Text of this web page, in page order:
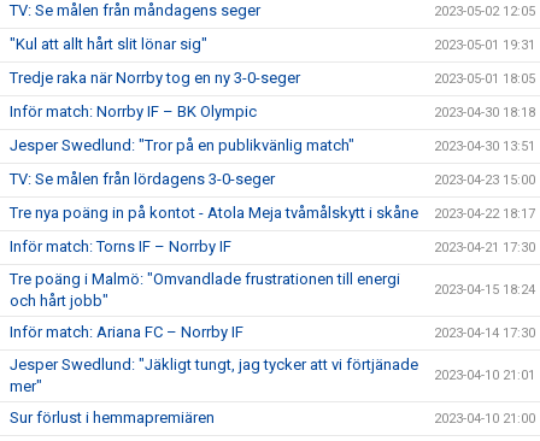
TV: Se målen från måndagens seger 2023-05-02 12:05
"Kul att allt hårt slit lönar sig" 2023-05-01 19:31
Tredje raka när Norrby tog en ny 3-0-seger 2023-05-01 18:05
Inför match: Norrby IF – BK Olympic 2023-04-30 18:18
Jesper Swedlund: "Tror på en publikvänlig match" 2023-04-30 13:51
TV: Se målen från lördagens 3-0-seger 2023-04-23 15:00
Tre nya poäng in på kontot - Atola Meja tvåmålskytt i skåne 2023-04-22 18:17
Inför match: Torns IF – Norrby IF 2023-04-21 17:30
Tre poäng i Malmö: "Omvandlade frustrationen till energi
och hårt jobb"
2023-04-15 18:24
Inför match: Ariana FC – Norrby IF 2023-04-14 17:30
Jesper Swedlund: "Jäkligt tungt, jag tycker att vi förtjänade
mer"
2023-04-10 21:01
Sur förlust i hemmapremiären 2023-04-10 21:00